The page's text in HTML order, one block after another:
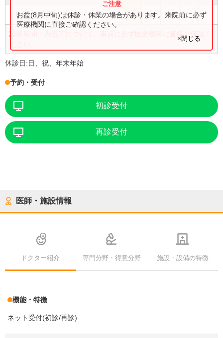
8:30〜 10:00 ● ● ● ● ● ●
診療時間・内容等について、事前に必ず医療機関に直接ご確認く
お盆(8月中旬)は休診・休業の場合があります。来院前に必ず
医療機関に直接ご確認ください。
×閉じる
休診日:日、祝、年末年始
予約・受付
初診受付
再診受付
医師・施設情報
ドクター紹介 専門分野・得意分野 施設・設備の特徴
機能・特徴
ネット受付(初診/再診)